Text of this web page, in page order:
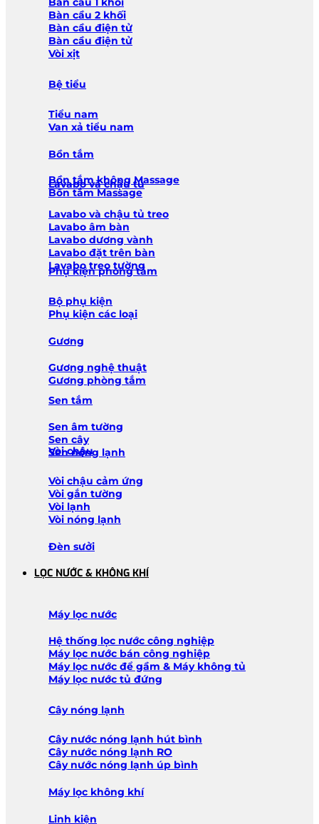
Bàn cầu 2 khối
Bàn cầu điện tử
Bàn cầu điện tử
Vòi xịt
Bệ tiểu
Tiểu nam
Van xả tiểu nam
Bồn tắm
Bồn tắm không Massage
Bồn tắm Massage
Lavabo và chậu tủ
Lavabo và chậu tủ treo
Lavabo âm bàn
Lavabo dương vành
Lavabo đặt trên bàn
Lavabo treo tường
Phụ kiện phòng tắm
Bộ phụ kiện
Phụ kiện các loại
Gương
Gương nghệ thuật
Gương phòng tắm
Sen tắm
Sen âm tường
Sen cây
Sen nóng lạnh
Vòi chậu
Vòi chậu cảm ứng
Vòi gắn tường
Vòi lạnh
Vòi nóng lạnh
Đèn sưởi
LỌC NƯỚC & KHÔNG KHÍ
Máy lọc nước
Hệ thống lọc nước công nghiệp
Máy lọc nước bán công nghiệp
Máy lọc nước để gầm & Máy không tủ
Máy lọc nước tủ đứng
Cây nóng lạnh
Cây nước nóng lạnh hút bình
Cây nước nóng lạnh RO
Cây nước nóng lạnh úp bình
Máy lọc không khí
Linh kiện